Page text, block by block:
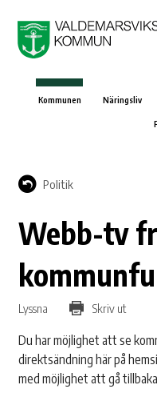
Kommunen Näringsliv
Politik
Webb-tv
Lyssna Skriv ut
Du har möjlighet att se
direktsändning här på
med möjlighet att gå